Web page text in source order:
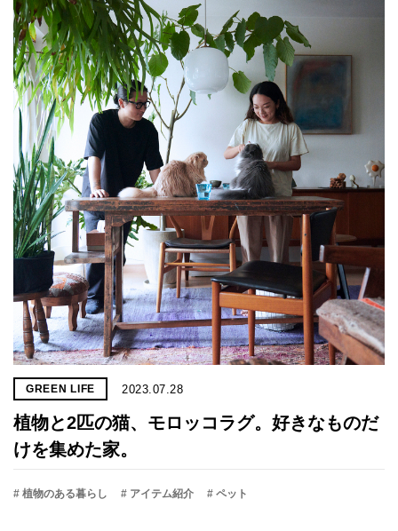
GREEN LIFE 2023.07.28
植物と2匹の猫、モロッコラグ。好きなものだ
けを集めた家。
# 植物のある暮らし # アイテム紹介 # ペット